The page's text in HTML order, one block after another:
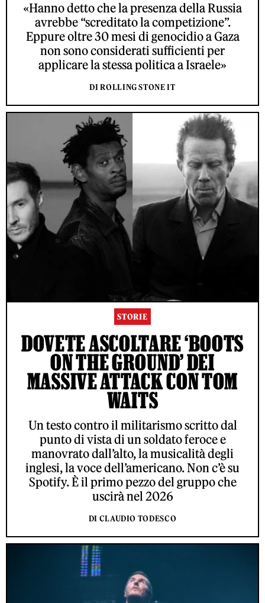
«Hanno detto che la presenza della Russia
avrebbe “screditato la competizione”.
Eppure oltre 30 mesi di genocidio a Gaza
non sono considerati sufficienti per
applicare la stessa politica a Israele»
DI ROLLING STONE IT
STORIE
DOVETE ASCOLTARE ‘BOOTS
ON THE GROUND’ DEI
MASSIVE ATTACK CON TOM
WAITS
Un testo contro il militarismo scritto dal
punto di vista di un soldato feroce e
manovrato dall’alto, la musicalità degli
inglesi, la voce dell’americano. Non c’è su
Spotify. È il primo pezzo del gruppo che
uscirà nel 2026
DI CLAUDIO TODESCO